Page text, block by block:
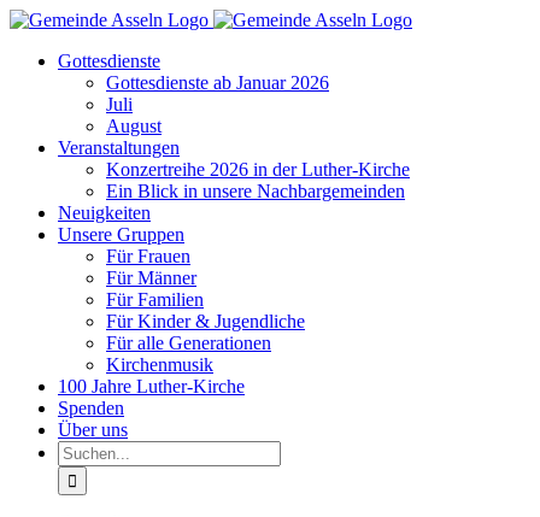
Zum
springenGottesdienste
Gottesdienste ab Januar 2026
Juli
August
Veranstaltungen
Konzertreihe 2026 in der Luther-Kirche
Ein Blick in unsere Nachbargemeinden
Neuigkeiten
Unsere Gruppen
Für Frauen
Für Männer
Für Familien
Für Kinder & Jugendliche
Für alle Generationen
Kirchenmusik
100 Jahre Luther-Kirche
Spenden
Über uns
Suche
nach: